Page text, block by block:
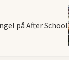
på After School